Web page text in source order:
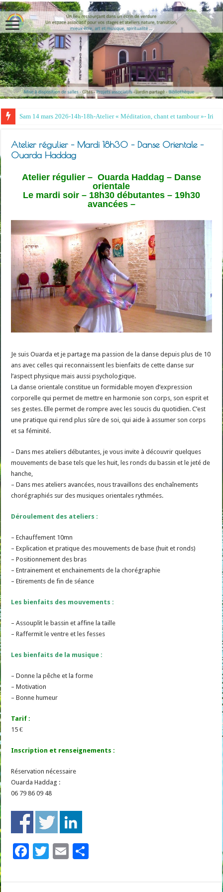
Atelier régulier – Mardi 18h30 – Danse Orientale –
Ouarda Haddag
Atelier régulier – Ouarda Haddag – Danse
orientale
Le mardi soir – 18h30 débutantes – 19h30
avancées –
Je suis Ouarda et je partage ma passion de la danse depuis plus de 10
ans avec celles qui reconnaissent les bienfaits de cette danse sur
l’aspect physique mais aussi psychologique.
La danse orientale constitue un formidable moyen d’expression
corporelle qui permet de mettre en harmonie son corps, son esprit et
ses gestes. Elle permet de rompre avec les soucis du quotidien. C’est
une pratique qui rend plus sûre de soi, qui aide à assumer son corps
et sa féminité.
– Dans mes ateliers débutantes, je vous invite à découvrir quelques
mouvements de base tels que les huit, les ronds du bassin et le jeté de
hanche,
– Dans mes ateliers avancées, nous travaillons des enchaînements
chorégraphiés sur des musiques orientales rythmées.
Déroulement des ateliers :
– Echauffement 10mn
– Explication et pratique des mouvements de base (huit et ronds)
– Positionnement des bras
– Entrainement et enchainements de la chorégraphie
– Etirements de fin de séance
Les bienfaits des mouvements :
– Assouplit le bassin et affine la taille
– Raffermit le ventre et les fesses
Les bienfaits de la musique :
– Donne la pêche et la forme
– Motivation
– Bonne humeur
Tarif :
15 €
Inscription et renseignements :
Réservation nécessaire
Ouarda Haddag :
06 79 86 09 48
F
T
E